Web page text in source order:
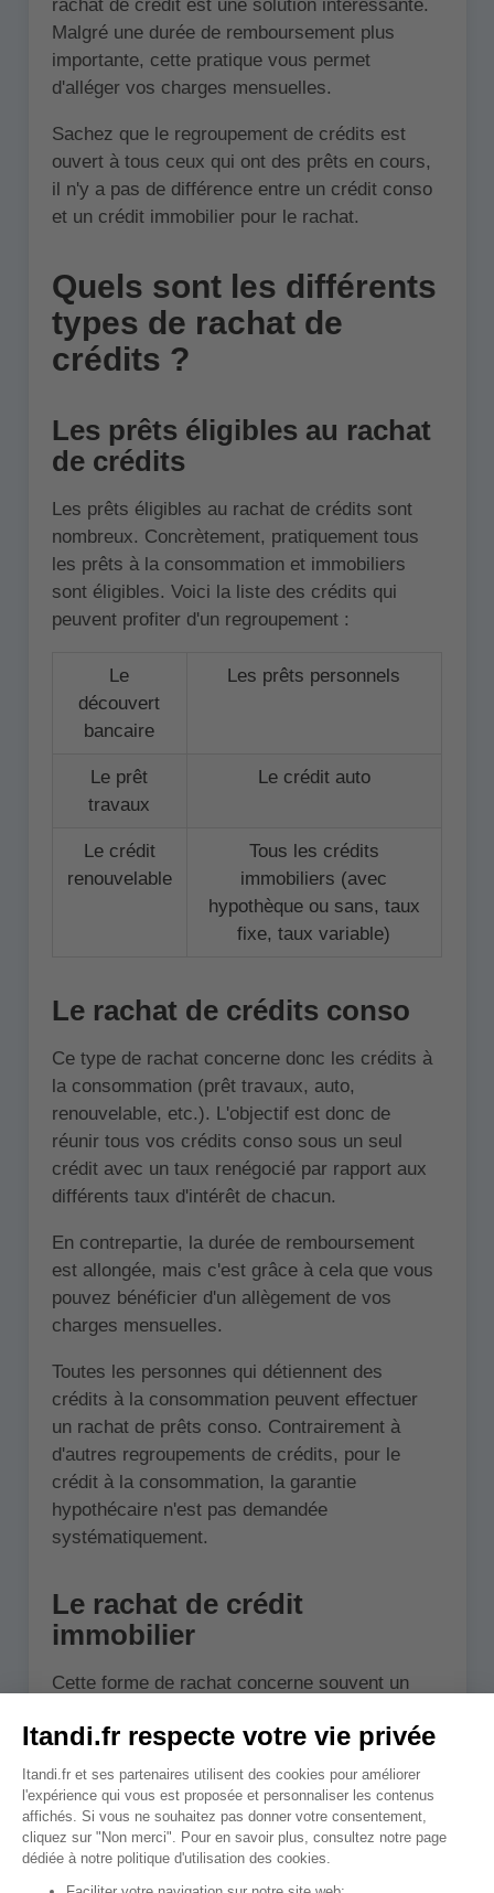
rachat de crédit est une solution intéressante.
Malgré une durée de remboursement plus
importante, cette pratique vous permet
d'alléger vos charges mensuelles.
Sachez que le regroupement de crédits est
ouvert à tous ceux qui ont des prêts en cours,
il n'y a pas de différence entre un crédit conso
et un crédit immobilier pour le rachat.
Quels sont les différents
types de rachat de
crédits ?
Les prêts éligibles au rachat
de crédits
Les prêts éligibles au rachat de crédits sont
nombreux. Concrètement, pratiquement tous
les prêts à la consommation et immobiliers
sont éligibles. Voici la liste des crédits qui
peuvent profiter d'un regroupement :
Le
découvert
bancaire
Les prêts personnels
Le prêt
travaux
Le crédit auto
Le crédit
renouvelable
Tous les crédits
immobiliers (avec
hypothèque ou sans, taux
fixe, taux variable)
Le rachat de crédits conso
Ce type de rachat concerne donc les crédits à
la consommation (prêt travaux, auto,
renouvelable, etc.). L'objectif est donc de
réunir tous vos crédits conso sous un seul
crédit avec un taux renégocié par rapport aux
différents taux d'intérêt de chacun.
En contrepartie, la durée de remboursement
est allongée, mais c'est grâce à cela que vous
pouvez bénéficier d'un allègement de vos
charges mensuelles.
Toutes les personnes qui détiennent des
crédits à la consommation peuvent effectuer
un rachat de prêts conso. Contrairement à
d'autres regroupements de crédits, pour le
crédit à la consommation, la garantie
hypothécaire n'est pas demandée
systématiquement.
Le rachat de crédit
immobilier
Cette forme de rachat concerne souvent un
renégocier le taux pour bénéficier de conditions
plus avantageuses. Attention, ne confondez
pas renégociation de prêt immobilier et rachat
de prêt immo.
En effet, le rachat consiste à diminuer le taux